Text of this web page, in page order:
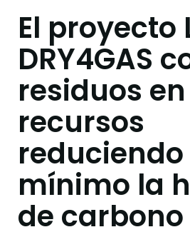
El proyecto
DRY4GAS
residuos en
recursos
reduciendo
mínimo la
de carbono